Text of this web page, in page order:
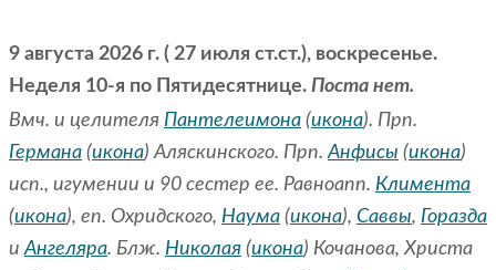
9 августа 2026 г. ( 27 июля ст.ст.), воскресенье.
Неделя 10-я по Пятидесятнице. Поста нет.
Вмч. и целителя Пантелеимона (икона). Прп.
Германа (икона) Аляскинского. Прп.Анфисы (икона)
исп., игумении и 90 сестер ее. Равноапп. Климента
(икона), еп. Охридского, Наума (икона), Саввы, Горазда
иАнгеляра. Блж. Николая (икона) Кочанова, Христа